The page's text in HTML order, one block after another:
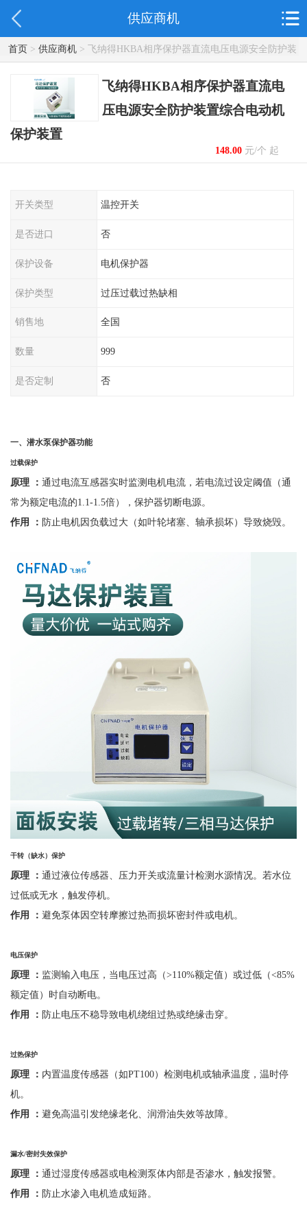
供应商机
首页> 供应商机> 飞纳得HKBA相序保护器直流电压电源安全防护装
置综合电动机保护装置
飞纳得HKBA相序保护器直流电
压电源安全防护装置综合电动机
保护装置
148.00元/个 起
开关类型 温控开关
是否进口 否
保护设备 电机保护器
保护类型 过压过载过热缺相
销售地 全国
数量 999
是否定制 否
一、 潜水泵保护器功能
过载保护
原理 ： 通过电流互感器实时监测电机电流，若电流过设定阈值（通
常为额定电流的1.1-1.5倍），保护器切断电源。
作用
： 防止电机因负载过大（如叶轮堵塞、轴承损坏）导致烧毁。
干转（缺水）保护
原理 ： 通过液位传感器、压力开关或流量计检测水源情况。若水位
过低或无水，触发停机。
作用
： 避免泵体因空转摩擦过热而损坏密封件或电机。
电压保护
原理 ： 监测输入电压，当电压过高（>110%额定值）或过低（<85%
额定值）时自动断电。
作用
： 防止电压不稳导致电机绕组过热或绝缘击穿。
过热保护
原理 ： 内置温度传感器（如PT100）检测电机或轴承温度，温时停
机。
作用
： 避免高温引发绝缘老化、润滑油失效等故障。
漏水/密封失效保护
原理 ： 通过湿度传感器或电检测泵体内部是否渗水，触发报警。
作用
： 防止水渗入电机造成短路。